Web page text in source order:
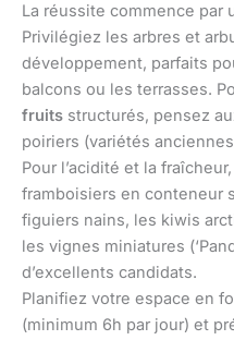
La réussite commence par
Privilégiez les arbres et
développement, parfaits
balcons ou les terrasses.
fruits structurés, pensez
poiriers (variétés
Pour l’acidité et la
framboisiers en conteneur
figuiers nains, les kiwis
les vignes miniatures
d’excellents candidats.
Planifiez votre espace en
(minimum 6h par jour) et